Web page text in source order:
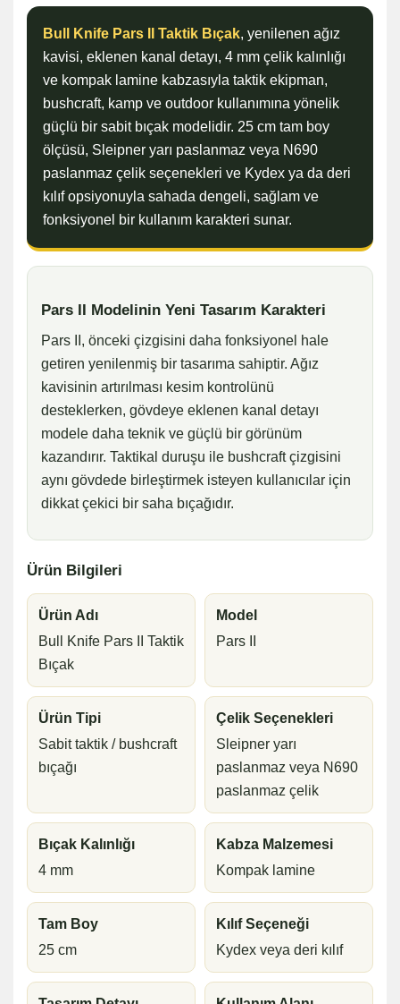
Bull Knife Pars II Taktik Bıçak, yenilenen ağız
kavisi, eklenen kanal detayı, 4 mm çelik kalınlığı
ve kompak lamine kabzasıyla taktik ekipman,
bushcraft, kamp ve outdoor kullanımına yönelik
güçlü bir sabit bıçak modelidir. 25 cm tam boy
ölçüsü, Sleipner yarı paslanmaz veya N690
paslanmaz çelik seçenekleri ve Kydex ya da deri
kılıf opsiyonuyla sahada dengeli, sağlam ve
fonksiyonel bir kullanım karakteri sunar.
Pars II Modelinin Yeni Tasarım Karakteri
Pars II, önceki çizgisini daha fonksiyonel hale
getiren yenilenmiş bir tasarıma sahiptir. Ağız
kavisinin artırılması kesim kontrolünü
desteklerken, gövdeye eklenen kanal detayı
modele daha teknik ve güçlü bir görünüm
kazandırır. Taktikal duruşu ile bushcraft çizgisini
aynı gövdede birleştirmek isteyen kullanıcılar için
dikkat çekici bir saha bıçağıdır.
Ürün Bilgileri
Ürün Adı
Bull Knife Pars II Taktik
Bıçak
Model
Pars II
Ürün Tipi
Sabit taktik / bushcraft
bıçağı
Çelik Seçenekleri
Sleipner yarı
paslanmaz veya N690
paslanmaz çelik
Bıçak Kalınlığı
4 mm
Kabza Malzemesi
Kompak lamine
Tam Boy
25 cm
Kılıf Seçeneği
Kydex veya deri kılıf